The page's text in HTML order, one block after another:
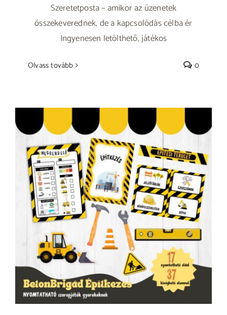
Szeretetposta – amikor az üzenetek
összekeverednek, de a kapcsolódás célba ér
Ingyenesen letölthető, játékos
Olvass tovább 0
BetonBrigád ingyenesen nyomtatható
szerepjáték gyerekeknek